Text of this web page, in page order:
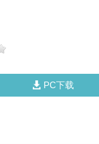
PC下载